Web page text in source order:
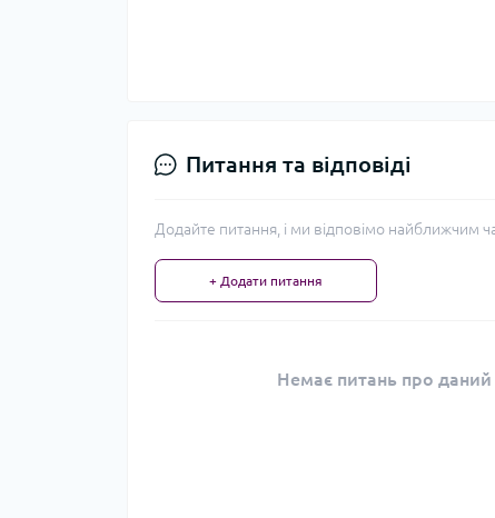
Питання та відповіді
Додайте питання, і ми відповімо найближчим
+ Додати питання
Немає питань про даний